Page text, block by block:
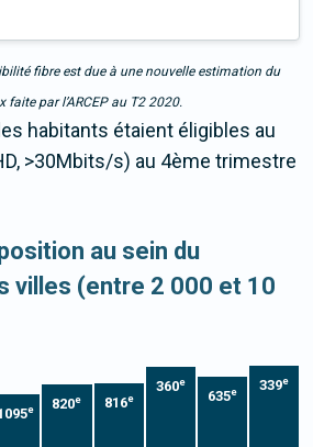
fibre est due à une nouvelle estimation du
par l’ARCEP au T2 2020.
habitants étaient éligibles au
>30Mbits/s) au 4ème trimestre
au sein du
villes (entre 2 000 et 10
e 820e 816e
360e
635e 339e